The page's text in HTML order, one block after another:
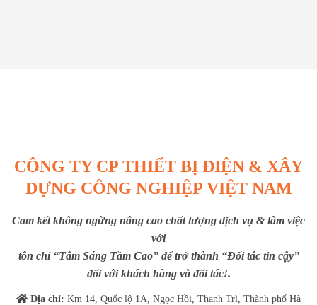
CÔNG TY CP THIẾT BỊ ĐIỆN & XÂY
DỰNG CÔNG NGHIỆP VIỆT NAM
Cam kết không ngừng nâng cao chất lượng dịch vụ & làm việc
với
tôn chỉ “Tâm Sáng Tầm Cao” để trở thành “Đối tác tin cậy”
đối với khách hàng và đối tác!.
Địa chỉ: Km 14, Quốc lộ 1A, Ngọc Hồi, Thanh Trì, Thành phố Hà